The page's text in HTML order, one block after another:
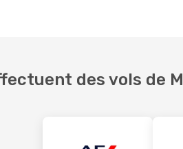
des vols de